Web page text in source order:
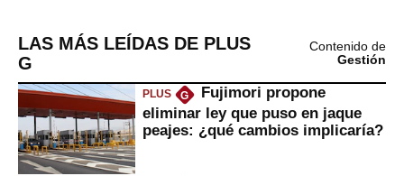
LAS MÁS LEÍDAS DE PLUS
G
Contenido de
Gestión
PLUS G
Fujimori propone
eliminar ley que puso en jaque
peajes: ¿qué cambios implicaría?